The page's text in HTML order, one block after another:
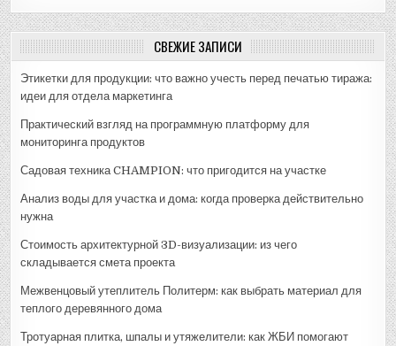
СВЕЖИЕ ЗАПИСИ
Этикетки для продукции: что важно учесть перед печатью тиража:
идеи для отдела маркетинга
Практический взгляд на программную платформу для
мониторинга продуктов
Садовая техника CHAMPION: что пригодится на участке
Анализ воды для участка и дома: когда проверка действительно
нужна
Стоимость архитектурной 3D-визуализации: из чего
складывается смета проекта
Межвенцовый утеплитель Политерм: как выбрать материал для
теплого деревянного дома
Тротуарная плитка, шпалы и утяжелители: как ЖБИ помогают